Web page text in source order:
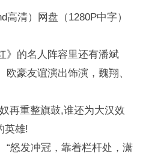
高清）网盘（1280P中字）
》的名人阵容里还有潘斌
豪友谊演出饰演，魏翔、
再重整旗鼓,谁还为大汉效
英雄!
“怒发冲冠，靠着栏杆处，潇